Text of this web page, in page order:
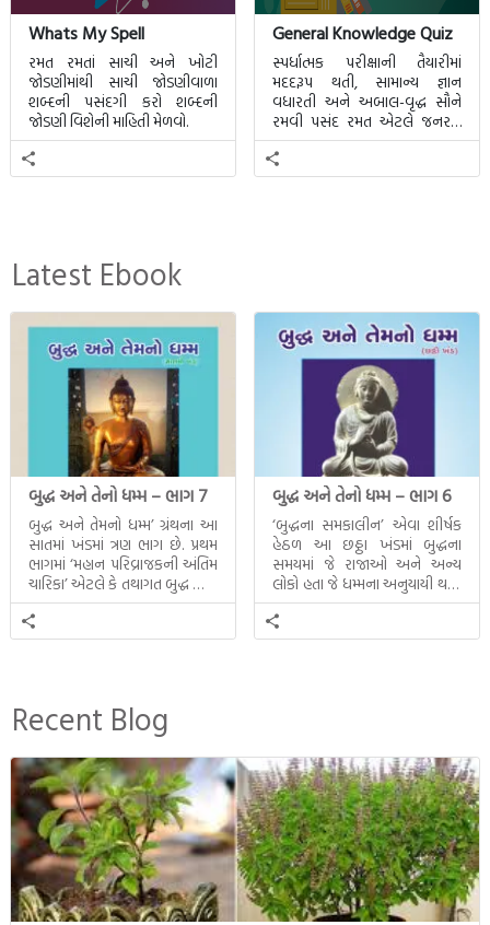
Whats My Spell
રમત રમતાં સાચી અને ખોટી
જોડણીમાંથી સાચી જોડણીવાળા
શબ્દની પસંદગી કરો શબ્દની
જોડણી વિશેની માહિતી મેળવો.
General Knowledge Quiz
સ્પર્ધાત્મક પરીક્ષાની તૈયારીમાં
મદદરૂપ થતી, સામાન્ય જ્ઞાન
વધારતી અને અબાલ-વૃદ્ધ સૌને
રમવી પસંદ રમત એટલે જનરલ
નોલેજ ક્વિઝ.
Latest Ebook
બુદ્ધ અને તેનો ધમ્મ – ભાગ 7
બુદ્ધ અને તેમનો ધમ્મ’ ગ્રંથના આ
સાતમાં ખંડમાં ત્રણ ભાગ છે. પ્રથમ
ભાગમાં ‘મહાન પરિવ્રાજકની અંતિમ
ચારિકા’ એટલે કે તથાગત બુદ્ધ સાથે
સતત પરિભ્રમણ કરતા સહચારીઓ
સાથે ફરી એકવારની
મુલાકાત, બીજા ભાગમાં તથાગતે
ઉત્તરાધિકારી તરીકે સ્થાપે છે તે
દૃશ્યો અંકિત થયાં છે. ટૂંકમાં બુદ્ધનાં
જીવનના અંતિમ દિવસોની યાત્રાનો
પરિપાક જોવા મળે […]
બુદ્ધ અને તેનો ધમ્મ – ભાગ 6
‘બુદ્ધના સમકાલીન’ એવા શીર્ષક
હેઠળ આ છઠ્ઠા ખંડમાં બુદ્ધના
સમયમાં જે રાજાઓ અને અન્ય
લોકો હતા જે ધમ્મના અનુયાયી થયા.
તેમનો અને બુદ્ધ વચ્ચે થયેલો
સત્સંગ વીશે જાણકારી મળે છે.
Recent Blog